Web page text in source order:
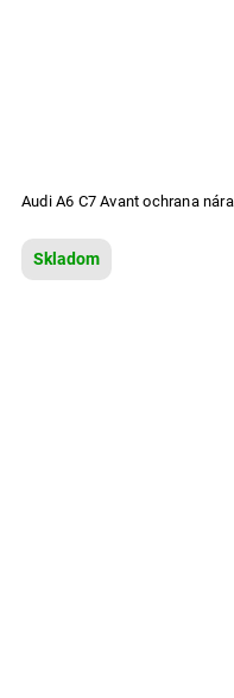
Audi A6 C7 Avant ochrana
Skladom